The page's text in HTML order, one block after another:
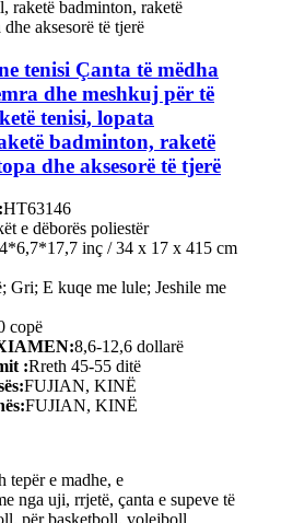
tenisi Çanta të mëdha
dhe meshkuj për të
tenisi, lopata
badminton, raketë
dhe aksesorë të tjerë
HT63146
e dëborës poliestër
inç / 34 x 17 x 415 cm
Gri; E kuqe me lule; Jeshile me
copë
8,6-12,6 dollarë
:Rreth 45-55 ditë
FUJIAN, KINË
FUJIAN, KINË